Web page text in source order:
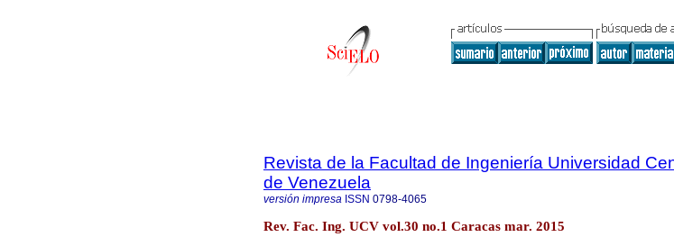
Revista de la Facultad de Ingeniería Universidad
de Venezuela
versión impresa ISSN 0798-4065
Rev. Fac. Ing. UCV vol.30 no.1 Caracas mar. 2015